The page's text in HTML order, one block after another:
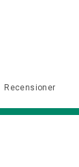
Recensioner